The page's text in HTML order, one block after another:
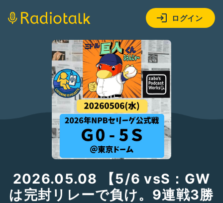
ログイン
2026.05.08 【5/6 vsS：GW
は完封リレーで負け。9連戦3勝